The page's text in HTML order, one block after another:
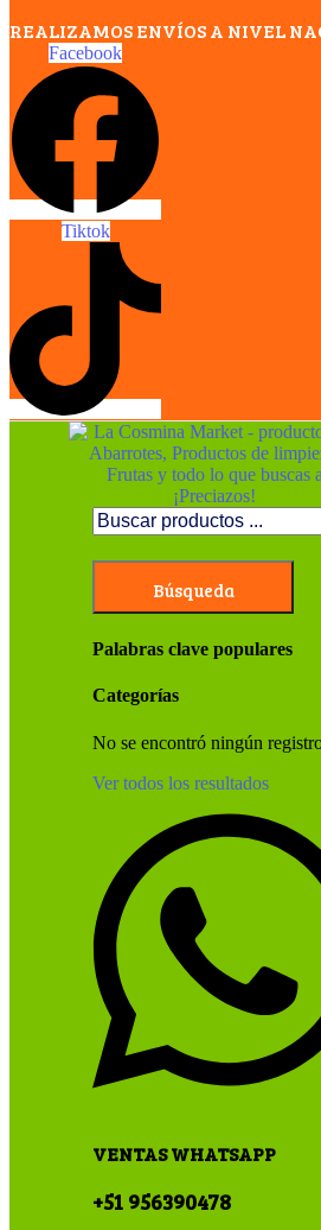
REALIZAMOS ENVÍOS A NIVEL
Facebook
Tiktok
Búsqueda
Palabras clave populares
Categorías
No se encontró ningún
Ver todos los resultados
VENTAS WHATSAPP
+51 956390478